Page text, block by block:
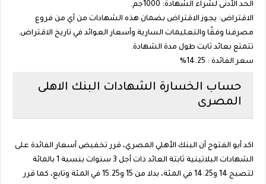
الحد الأدنى لشراء الشهادة: 1000جم.
الاقتراض: يجوز الاقتراض بضمان هذه الشهادات من أي من فروع
مصرفنا وفقًا والتعليمات السارية وأسعار العوائد في تاريخ الاقتراض.
تتمتع بعائد ثابت طول مدة الشهادة.
سعر الفائدة : 14.25%
حساب الخسارة الشهادات البنك الاهلى
المصرى
اكد أبو الفتوح أن البنك الأهلي المصري، قرر تخفيض أسعار الفائدة على
الشهادات البلاتينية ثابتة العائد ذات أجل 3 سنوات بنسبة 1 بالمائة
لتصبح 14 و14.25 في المئة، بدلا من 15 و15.25 في المئة وتابع، كما قرر